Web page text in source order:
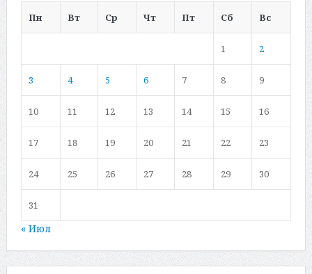
Пн
Вт Ср Чт Пт Сб Вс
1 2
3 4 5 6 7 8 9
10 11 12 13 14 15 16
17 18 19 20 21 22 23
24 25 26 27 28 29 30
31
« Июл